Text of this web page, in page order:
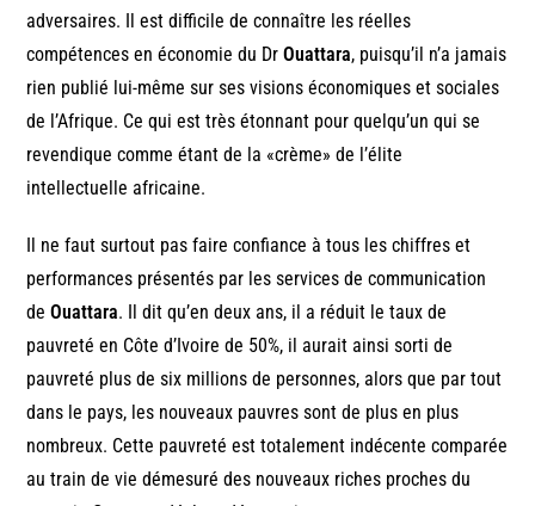
adversaires. Il est difficile de connaître les réelles
compétences en économie du DrOuattara, puisqu’il n’a jamais
rien publié lui-même sur ses visions économiques et sociales
de l’Afrique. Ce qui est très étonnant pour quelqu’un qui se
revendique comme étant de la «crème» de l’élite
intellectuelle africaine.
Il ne faut surtout pas faire confiance à tous les chiffres et
performances présentés par les services de communication
deOuattara. Il dit qu’en deux ans, il a réduit le taux de
pauvreté en Côte d’Ivoire de 50%, il aurait ainsi sorti de
pauvreté plus de six millions de personnes, alors que par tout
dans le pays, les nouveaux pauvres sont de plus en plus
nombreux. Cette pauvreté est totalement indécente comparée
au train de vie démesuré des nouveaux riches proches du